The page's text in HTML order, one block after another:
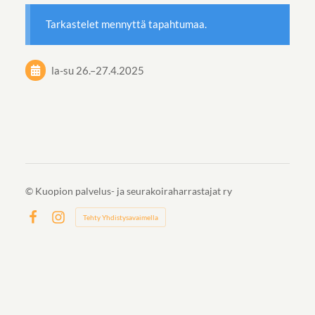
Tarkastelet mennyttä tapahtumaa.
la-su 26.–27.4.2025
© Kuopion palvelus- ja seurakoiraharrastajat ry
Instagram
Tehty Yhdistysavaimella